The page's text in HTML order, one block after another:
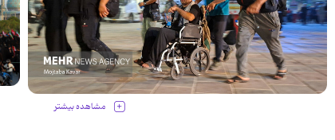
مشاهده بیشتر